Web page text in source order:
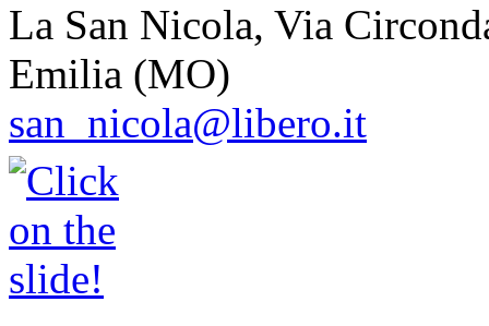
La San Nicola, Via
Emilia (MO)
san_nicola@libero.it